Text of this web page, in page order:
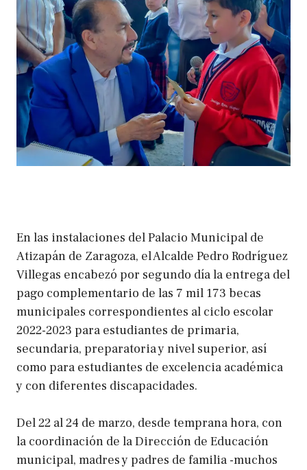
En las instalaciones del Palacio Municipal de
Atizapán de Zaragoza, el Alcalde Pedro Rodríguez
Villegas encabezó por segundo día la entrega del
pago complementario de las 7 mil 173 becas
municipales correspondientes al ciclo escolar
2022-2023 para estudiantes de primaria,
secundaria, preparatoria y nivel superior, así
como para estudiantes de excelencia académica
y con diferentes discapacidades.
Del 22 al 24 de marzo, desde temprana hora, con
la coordinación de la Dirección de Educación
municipal, madres y padres de familia -muchos